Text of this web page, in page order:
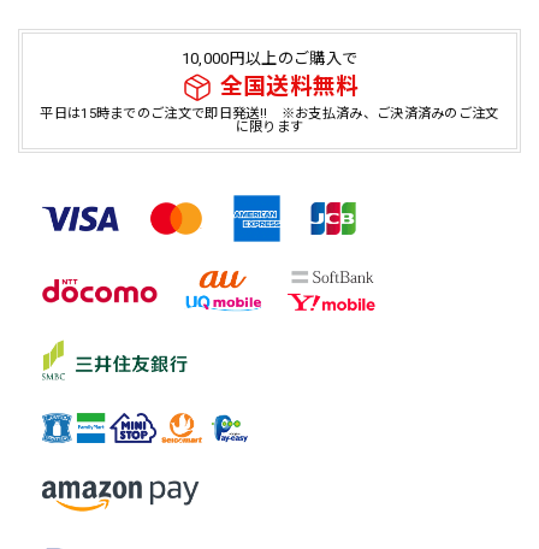
10,000円以上のご購入で
全国送料無料
平日は15時までのご注文で即日発送!! ※お支払済み、ご決済済みのご注文
に限ります